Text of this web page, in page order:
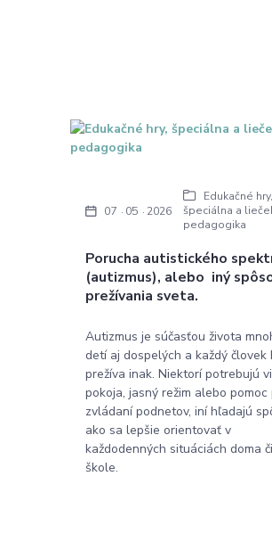
Porucha autistického
(autizmus), alebo iný
prežívania sveta.
07 05 2026
Edukačné hry,
špeciálna a
pedagogika
Autizmus je súčasťou života
detí aj dospelých a každý človek
prežíva inak. Niektorí potrebujú
pokoja, jasný režim alebo pomoc
zvládaní podnetov, iní hľadajú
ako sa lepšie orientovať v
každodenných situáciách doma
škole.